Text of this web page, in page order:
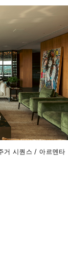
거 시퀀스 / 아르멘타